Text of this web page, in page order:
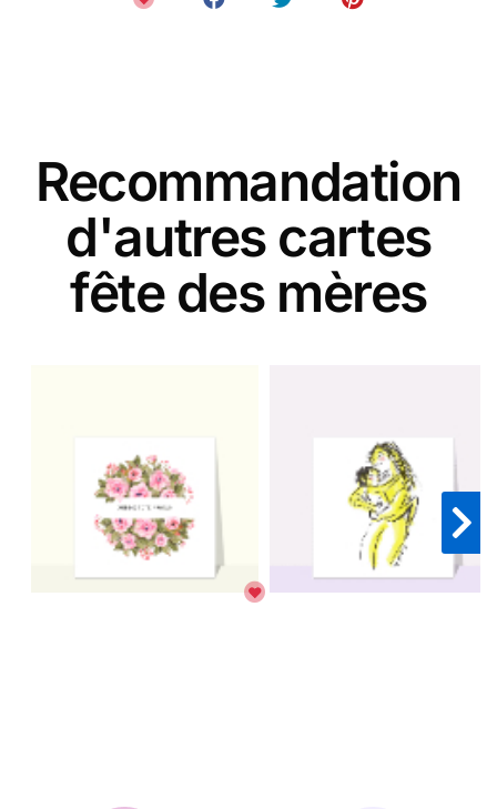
Recommandation
d'autres cartes
fête des mères